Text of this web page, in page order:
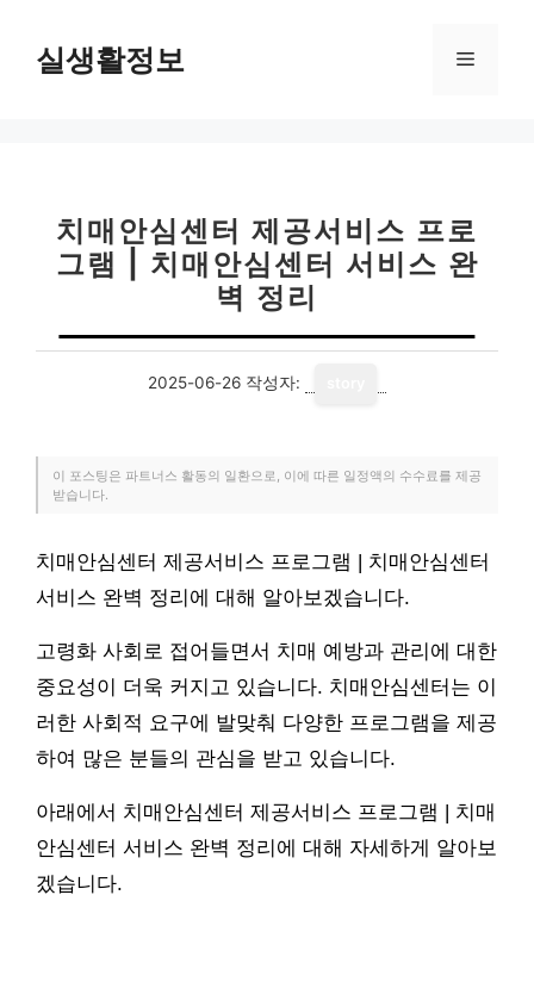
실생활정보 메
치매안심센터 제공서비스 프로
그램 | 치매안심센터 서비스 완
벽 정리
2025-06-26 작성자:
이 포스팅은 파트너스 활동의 일환으로, 이에 따른 일정액의 수수료를 제공
받습니다.
치매안심센터 제공서비스 프로그램 | 치매안심센터
서비스 완벽 정리에 대해 알아보겠습니다.
고령화 사회로 접어들면서 치매 예방과 관리에 대한
중요성이 더욱 커지고 있습니다. 치매안심센터는 이
러한 사회적 요구에 발맞춰 다양한 프로그램을 제공
하여 많은 분들의 관심을 받고 있습니다.
아래에서 치매안심센터 제공서비스 프로그램 | 치매
안심센터 서비스 완벽 정리에 대해 자세하게 알아보
겠습니다.